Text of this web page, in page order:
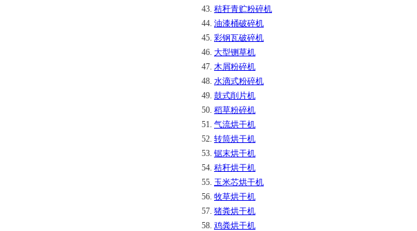
43. 秸秆青贮粉碎机
44. 油漆桶破碎机
45. 彩钢瓦破碎机
46. 大型铡草机
47. 木屑粉碎机
48. 水滴式粉碎机
49. 鼓式削片机
50. 稻草粉碎机
51. 气流烘干机
52. 转筒烘干机
53. 锯末烘干机
54. 秸秆烘干机
55. 玉米芯烘干机
56. 牧草烘干机
57. 猪粪烘干机
58. 鸡粪烘干机